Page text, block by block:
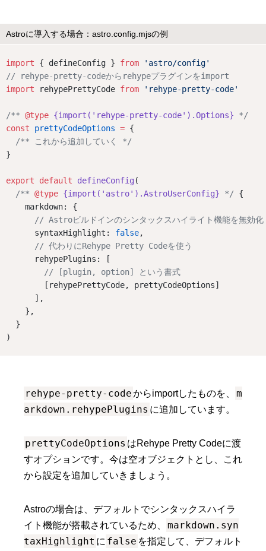
Astroに導入する場合：astro.config.mjsの例
import { defineConfig } from
'astro/config'
// rehype-pretty-codeからrehypeプラグインをimport
import rehypePrettyCode from 'rehype-pretty-code'
/** @type {import('rehype-pretty-code').Options} */
const
prettyCodeOptions = {
/** これから追加していく */
}
export default defineConfig (
/** @type {import('astro').AstroUserConfig} */ {
    markdown: {
// Astroビルドインのシンタックスハイライト機能を無効化
      syntaxHighlight:
false,
// 代わりにRehype Pretty Codeを使う
      rehypePlugins: [
// [plugin, option] という書式
        [rehypePrettyCode, prettyCodeOptions]
      ],
    },
  }
)
rehype-pretty-codeからimportしたものを、
m
arkdown.rehypePlugins に追加しています。
prettyCodeOptions はRehype Pretty Codeに渡
すオプションです。今は空オブジェクトとし、これ
から設定を追加していきましょう。
Astroの場合は、デフォルトでシンタックスハイラ
イト機能が搭載されているため、
markdown.syn
taxHighlight に false を指定して、デフォルト